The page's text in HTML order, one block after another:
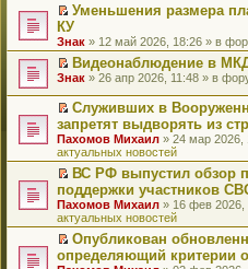
П
е
р
е
й
и
к
п
е
р
в
о
м
у
н
е
п
р
Уменьшения размера
КУ
Знак » 12 май 2026, 18:26 » в
П
р
е
й
т
и
к
п
е
р
в
о
м
у
Видеонаблюдение в
Знак » 26 апр 2026, 11:48 » в
П
е
р
е
й
т
и
к
п
е
р
в
Служивших в
запретят выдворять из
Пахомов Михаил » 24 мар
актуальных новостей
П
е
р
е
й
т
и
ВС РФ выпустил обзор
поддержки участников
Пахомов Михаил » 16 фев
актуальных новостей
П
е
Опубликован
определяющий критерии